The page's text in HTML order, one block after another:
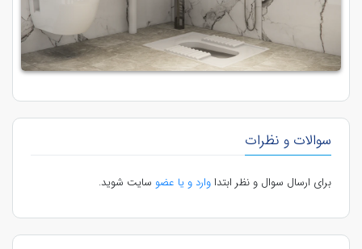
سوالات و نظرات
برای ارسال سوال و نظر ابتداوارد و یا عضو سایت شوید.